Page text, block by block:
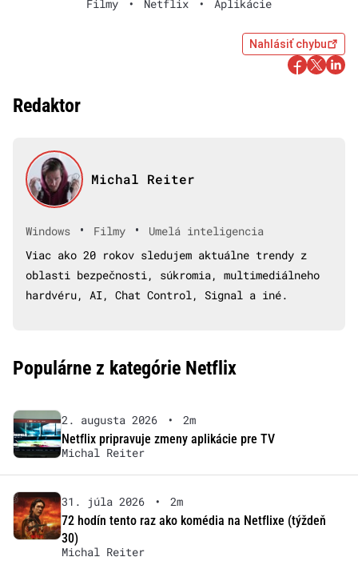
Filmy • Netflix • Aplikácie
Nahlásiť chybu
Redaktor
Michal Reiter
Windows • Filmy •
Umelá inteligencia
Viac ako 20 rokov sledujem aktuálne trendy z
oblasti bezpečnosti, súkromia, multimediálneho
hardvéru, AI, Chat Control, Signal a iné.
Populárne z kategórie Netflix
2. augusta 2026 •
2m
Netflix pripravuje zmeny aplikácie pre TV
Michal Reiter
31. júla 2026 •
2m
72 hodín tento raz ako komédia na Netflixe (týždeň
30)
Michal Reiter